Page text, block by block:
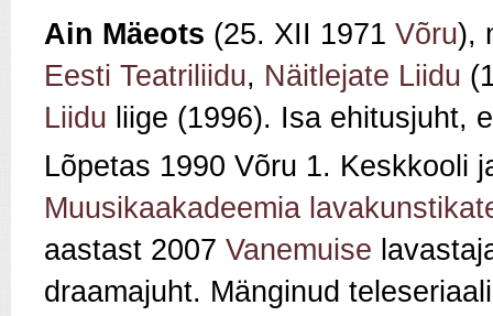
Ain Mäeots (25. XII 1971 Võru),
Eesti Teatriliidu, Näitlejate Liidu
Liidu liige (1996). Isa ehitusjuht,
Lõpetas 1990 Võru 1. Keskkooli
Muusikaakadeemia
aastast 2007 Vanemuise
draamajuht. Mänginud